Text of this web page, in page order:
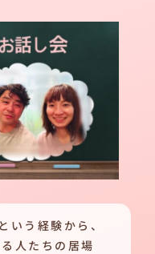
いう経験から、
人たちの居場